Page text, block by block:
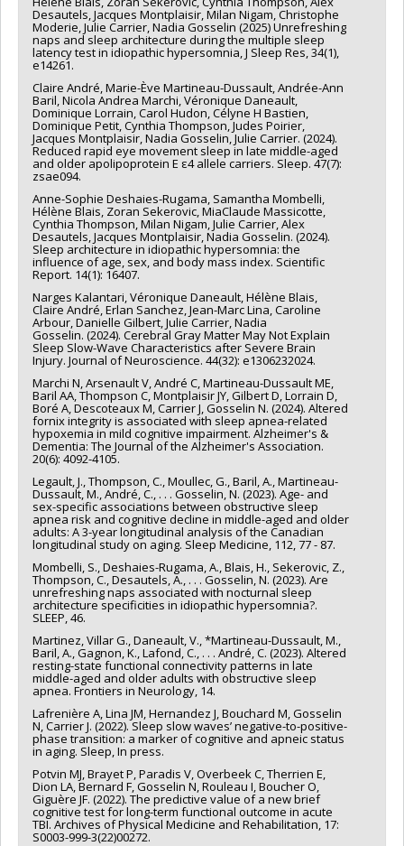
Desautels, Jacques Montplaisir, Milan Nigam, Christophe
Moderie, Julie Carrier, Nadia Gosselin (2025) Unrefreshing
naps and sleep architecture during the multiple sleep
latency test in idiopathic hypersomnia, J Sleep Res, 34(1),
e14261.
Claire André, Marie-Ève Martineau-Dussault, Andrée-Ann
Baril, Nicola Andrea Marchi, Véronique Daneault,
Dominique Lorrain, Carol Hudon, Célyne H Bastien,
Dominique Petit, Cynthia Thompson, Judes Poirier,
Jacques Montplaisir, Nadia Gosselin, Julie Carrier. (2024).
Reduced rapid eye movement sleep in late middle-aged
and older apolipoprotein E ε4 allele carriers. Sleep. 47(7):
zsae094.
Anne-Sophie Deshaies-Rugama, Samantha Mombelli,
Hélène Blais, Zoran Sekerovic, MiaClaude Massicotte,
Cynthia Thompson, Milan Nigam, Julie Carrier, Alex
Desautels, Jacques Montplaisir, Nadia Gosselin. (2024).
Sleep architecture in idiopathic hypersomnia: the
influence of age, sex, and body mass index. Scientific
Report. 14(1): 16407.
Narges Kalantari, Véronique Daneault, Hélène Blais,
Claire André, Erlan Sanchez, Jean-Marc Lina, Caroline
Arbour, Danielle Gilbert, Julie Carrier, Nadia
Gosselin. (2024). Cerebral Gray Matter May Not Explain
Sleep Slow-Wave Characteristics after Severe Brain
Injury. Journal of Neuroscience. 44(32): e1306232024.
Marchi N, Arsenault V, André C, Martineau-Dussault ME,
Baril AA, Thompson C, Montplaisir JY, Gilbert D, Lorrain D,
Boré A, Descoteaux M, Carrier J, Gosselin N. (2024). Altered
fornix integrity is associated with sleep apnea-related
hypoxemia in mild cognitive impairment. Alzheimer's &
Dementia: The Journal of the Alzheimer's Association.
20(6): 4092-4105.
Legault, J., Thompson, C., Moullec, G., Baril, A., Martineau-
Dussault, M., André, C., . . . Gosselin, N. (2023). Age- and
sex-specific associations between obstructive sleep
apnea risk and cognitive decline in middle-aged and older
adults: A 3-year longitudinal analysis of the Canadian
longitudinal study on aging. Sleep Medicine, 112, 77 - 87.
Mombelli, S., Deshaies-Rugama, A., Blais, H., Sekerovic, Z.,
Thompson, C., Desautels, A., . . . Gosselin, N. (2023). Are
unrefreshing naps associated with nocturnal sleep
architecture specificities in idiopathic hypersomnia?.
SLEEP, 46.
Martinez, Villar G., Daneault, V., *Martineau-Dussault, M.,
Baril, A., Gagnon, K., Lafond, C., . . . André, C. (2023). Altered
resting-state functional connectivity patterns in late
middle-aged and older adults with obstructive sleep
apnea. Frontiers in Neurology, 14.
Lafrenière A, Lina JM, Hernandez J, Bouchard M, Gosselin
N, Carrier J. (2022). Sleep slow waves’ negative-to-positive-
phase transition: a marker of cognitive and apneic status
in aging. Sleep, In press.
Potvin MJ, Brayet P, Paradis V, Overbeek C, Therrien E,
Dion LA, Bernard F, Gosselin N, Rouleau I, Boucher O,
Giguère JF. (2022). The predictive value of a new brief
cognitive test for long-term functional outcome in acute
TBI. Archives of Physical Medicine and Rehabilitation, 17:
S0003-999-3(22)00272.